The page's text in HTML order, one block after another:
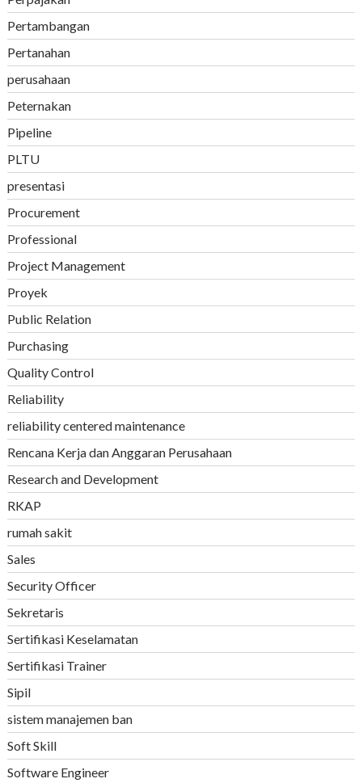
Pertambangan
Pertanahan
perusahaan
Peternakan
Pipeline
PLTU
presentasi
Procurement
Professional
Project Management
Proyek
Public Relation
Purchasing
Quality Control
Reliability
reliability centered maintenance
Rencana Kerja dan Anggaran Perusahaan
Research and Development
RKAP
rumah sakit
Sales
Security Officer
Sekretaris
Sertifikasi Keselamatan
Sertifikasi Trainer
Sipil
sistem manajemen ban
Soft Skill
Software Engineer